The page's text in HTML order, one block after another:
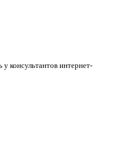
консультантов интернет-